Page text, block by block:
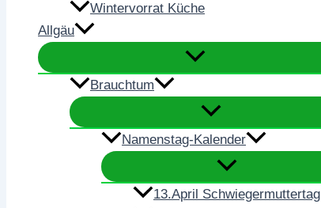
Wintervorrat Küche
Allgäu
Brauchtum
Namenstag-Kalender
13.April Schwiegermuttertag